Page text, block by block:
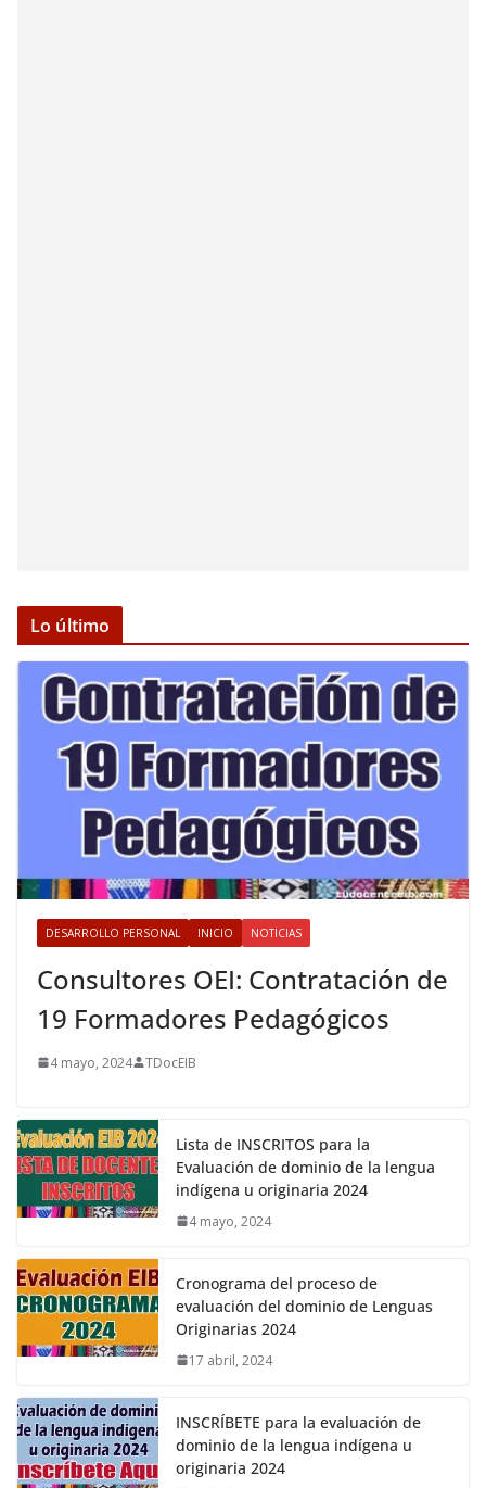
Lo último
DESARROLLO PERSONAL INICIO NOTICIAS
Consultores OEI: Contratación de
19 Formadores Pedagógicos
4 mayo, 2024 TDocEIB
Lista de INSCRITOS para la
Evaluación de dominio de la lengua
indígena u originaria 2024
4 mayo, 2024
Cronograma del proceso de
evaluación del dominio de Lenguas
Originarias 2024
17 abril, 2024
INSCRÍBETE para la evaluación de
dominio de la lengua indígena u
originaria 2024